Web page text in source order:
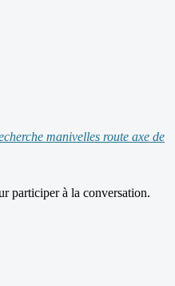
manivelles route axe de
participer à la conversation.